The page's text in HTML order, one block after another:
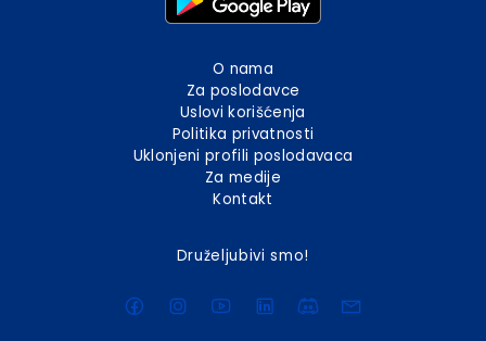
O nama
Za poslodavce
Uslovi korišćenja
Politika privatnosti
Uklonjeni profili poslodavaca
Za medije
Kontakt
Druželjubivi smo!